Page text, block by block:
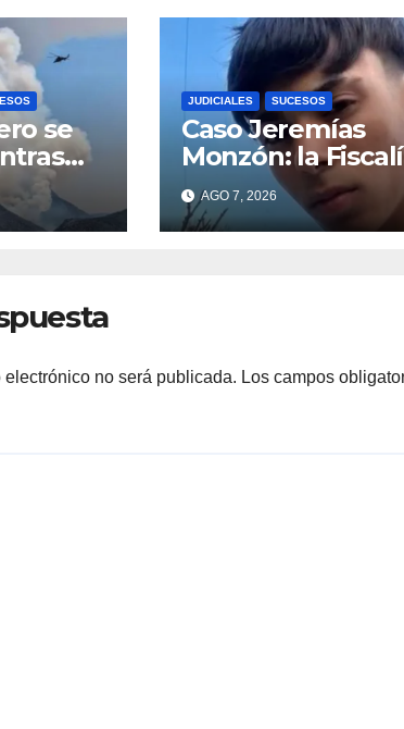
se
en
JUDICIALES SUCESOS
Caso Jeremías
Monzón: la
amplió la
imputación contra
la menor
AGO 7, 2026
no será publicada. Los campos